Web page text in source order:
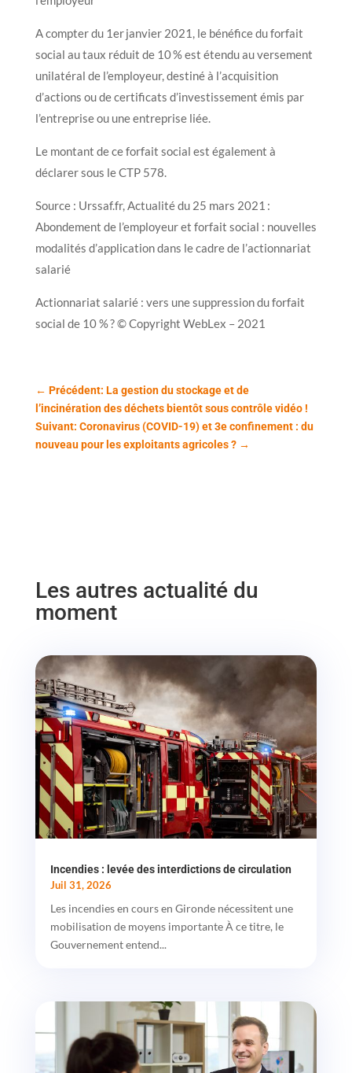
A compter du 1er janvier 2021, le bénéfice du forfait
social au taux réduit de 10 % est étendu au versement
unilatéral de l’employeur, destiné à l’acquisition
d’actions ou de certificats d’investissement émis par
l’entreprise ou une entreprise liée.
Le montant de ce forfait social est également à
déclarer sous le CTP 578.
Source : Urssaf.fr, Actualité du 25 mars 2021 :
Abondement de l’employeur et forfait social : nouvelles
modalités d’application dans le cadre de l’actionnariat
salarié
Actionnariat salarié : vers une suppression du forfait
social de 10 % ? © Copyright WebLex – 2021
← Précédent: La gestion du stockage et de
l’incinération des déchets bientôt sous contrôle vidéo !
Suivant: Coronavirus (COVID-19) et 3e confinement : du
nouveau pour les exploitants agricoles ?→
Les autres actualité du
moment
Incendies : levée des interdictions de circulation
Juil 31, 2026
Les incendies en cours en Gironde nécessitent une
mobilisation de moyens importante À ce titre, le
Gouvernement entend...